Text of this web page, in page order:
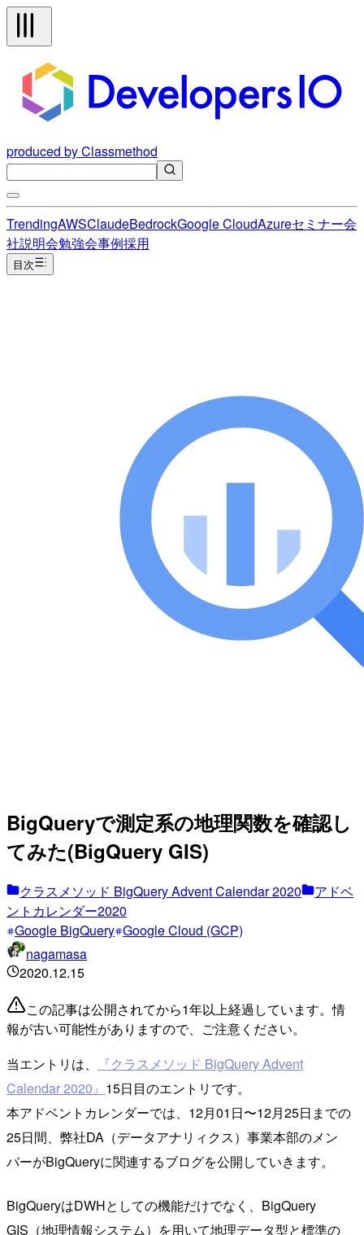
produced by Classmethod
TrendingAWSClaudeBedrockGoogle CloudAzureセミナー会
社説明会勉強会事例採用
目次
BigQueryで測定系の地理関数を確認し
てみた(BigQuery GIS)
クラスメソッド BigQuery Advent Calendar 2020
アドベ
ントカレンダー2020
Google BigQuery Google Cloud (GCP)
nagamasa
2020.12.15
この記事は公開されてから1年以上経過しています。情
報が古い可能性がありますので、ご注意ください。
当エントリは、
『クラスメソッド BigQuery Advent
Calendar 2020』 15日目のエントリです。
本アドベントカレンダーでは、12月01日〜12月25日までの
25日間、弊社DA（データアナリィクス）事業本部のメン
バーがBigQueryに関連するブログを公開していきます。
BigQueryはDWHとしての機能だけでなく、BigQuery
GIS（地理情報システム）を用いて地理データ型と標準の